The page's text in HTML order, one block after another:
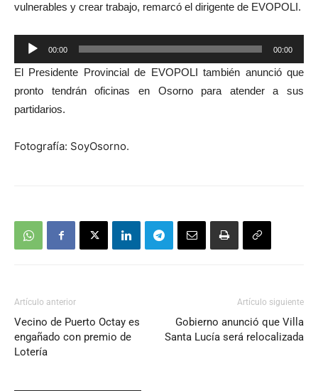
vulnerables y crear trabajo, remarcó el dirigente de EVOPOLI.
Reproductor
de
audio
00:00 00:00
El Presidente Provincial de EVOPOLI también anunció que
pronto tendrán oficinas en Osorno para atender a sus
partidarios.
Fotografía: SoyOsorno.
Artículo anterior
Vecino de Puerto Octay es
engañado con premio de
Lotería
Artículo siguiente
Gobierno anunció que Villa
Santa Lucía será relocalizada